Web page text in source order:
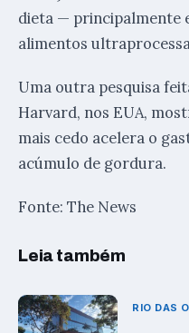
dieta — principalmente
alimentos
Uma outra pesquisa
Harvard, nos EUA,
mais cedo acelera o
acúmulo de gordura.
Fonte: The News
Leia também
RIO DAS